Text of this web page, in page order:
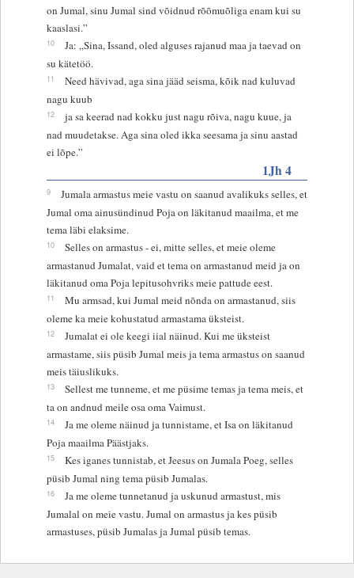
on Jumal, sinu Jumal sind võidnud rõõmuõliga enam kui su
kaaslasi.”
10
Ja: „Sina, Issand, oled alguses rajanud maa ja taevad on
su kätetöö.
11
Need hävivad, aga sina jääd seisma, kõik nad kuluvad
nagu kuub
12
ja sa keerad nad kokku just nagu rõiva, nagu kuue, ja
nad muudetakse. Aga sina oled ikka seesama ja sinu aastad
ei lõpe.”
1Jh 4
9
Jumala armastus meie vastu on saanud avalikuks selles, et
Jumal oma ainusündinud Poja on läkitanud maailma, et me
tema läbi elaksime.
10
Selles on armastus - ei, mitte selles, et meie oleme
armastanud Jumalat, vaid et tema on armastanud meid ja on
läkitanud oma Poja lepitusohvriks meie pattude eest.
11
Mu armsad, kui Jumal meid nõnda on armastanud, siis
oleme ka meie kohustatud armastama üksteist.
12
Jumalat ei ole keegi iial näinud. Kui me üksteist
armastame, siis püsib Jumal meis ja tema armastus on saanud
meis täiuslikuks.
13
Sellest me tunneme, et me püsime temas ja tema meis, et
ta on andnud meile osa oma Vaimust.
14
Ja me oleme näinud ja tunnistame, et Isa on läkitanud
Poja maailma Päästjaks.
15
Kes iganes tunnistab, et Jeesus on Jumala Poeg, selles
püsib Jumal ning tema püsib Jumalas.
16
Ja me oleme tunnetanud ja uskunud armastust, mis
Jumalal on meie vastu. Jumal on armastus ja kes püsib
armastuses, püsib Jumalas ja Jumal püsib temas.